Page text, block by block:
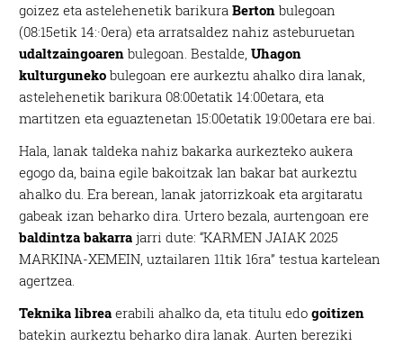
goizez eta astelehenetik barikuraBerton bulegoan
(08:15etik 14:·0era) eta arratsaldez nahiz asteburuetan
udaltzaingoaren bulegoan. Bestalde,Uhagon
kulturguneko bulegoan ere aurkeztu ahalko dira lanak,
astelehenetik barikura 08:00etatik 14:00etara, eta
martitzen eta eguaztenetan 15:00etatik 19:00etara ere bai.
Hala, lanak taldeka nahiz bakarka aurkezteko aukera
egogo da, baina egile bakoitzak lan bakar bat aurkeztu
ahalko du. Era berean, lanak jatorrizkoak eta argitaratu
gabeak izan beharko dira. Urtero bezala, aurtengoan ere
baldintza bakarra jarri dute: “KARMEN JAIAK 2025
MARKINA-XEMEIN, uztailaren 11tik 16ra” testua kartelean
agertzea.
Teknika librea erabili ahalko da, eta titulu edogoitizen
batekin aurkeztu beharko dira lanak. Aurten bereziki